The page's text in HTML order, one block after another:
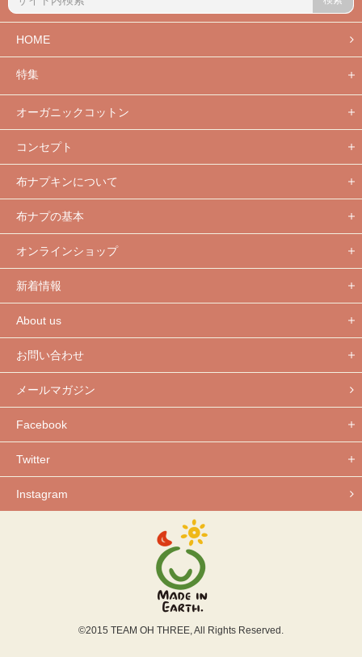
HOME
特集
オーガニックコットン
コンセプト
布ナプキンについて
布ナプの基本
オンラインショップ
新着情報
About us
お問い合わせ
メールマガジン
Facebook
Twitter
Instagram
©2015 TEAM OH THREE, All Rights Reserved.